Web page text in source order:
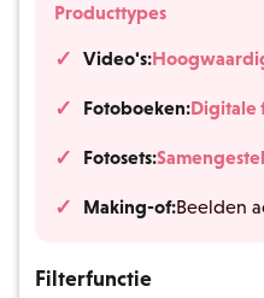
Producttypes
Video's:
Fotoboeken:Digitale
Fotosets:
Making-of:Beelden
Filterfunctie